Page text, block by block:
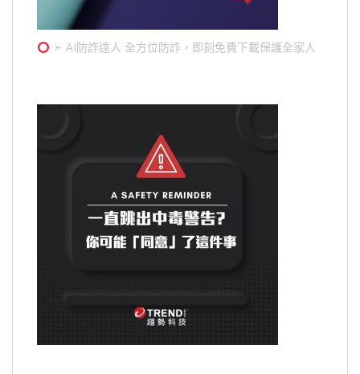
➣ AI防詐達人 全方位防詐，即刻免費下載保護全家人